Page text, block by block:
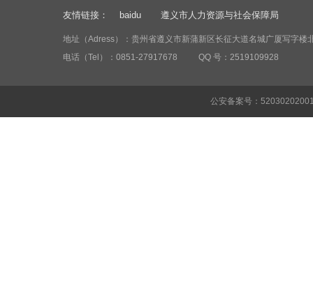
友情链接： baidu 遵义市人力资源与社会保障局
地址（Adress）：贵州省遵义市新蒲新区长征大道名城广厦写字楼
电话（Tel）：0851-27917678 QQ 号：2519109928
公安备案号：